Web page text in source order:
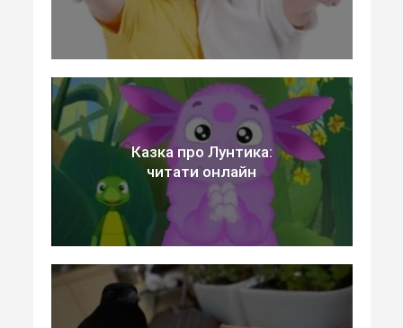
Казка про Лунтика:
читати онлайн